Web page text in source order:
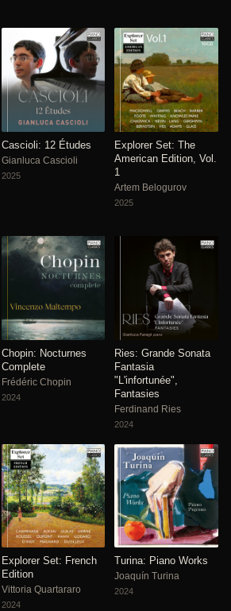
Cascioli: 12 Études
Gianluca Cascioli
2025
Explorer Set: The
American Edition, Vol.
1
Artem Belogurov
2025
Chopin: Nocturnes
Complete
Frédéric Chopin
2024
Ries: Grande Sonata
Fantasia
"L'infortunée",
Fantasies
Ferdinand Ries
2024
Explorer Set: French
Edition
Vittoria Quartararo
2024
Turina: Piano Works
Joaquín Turina
2024